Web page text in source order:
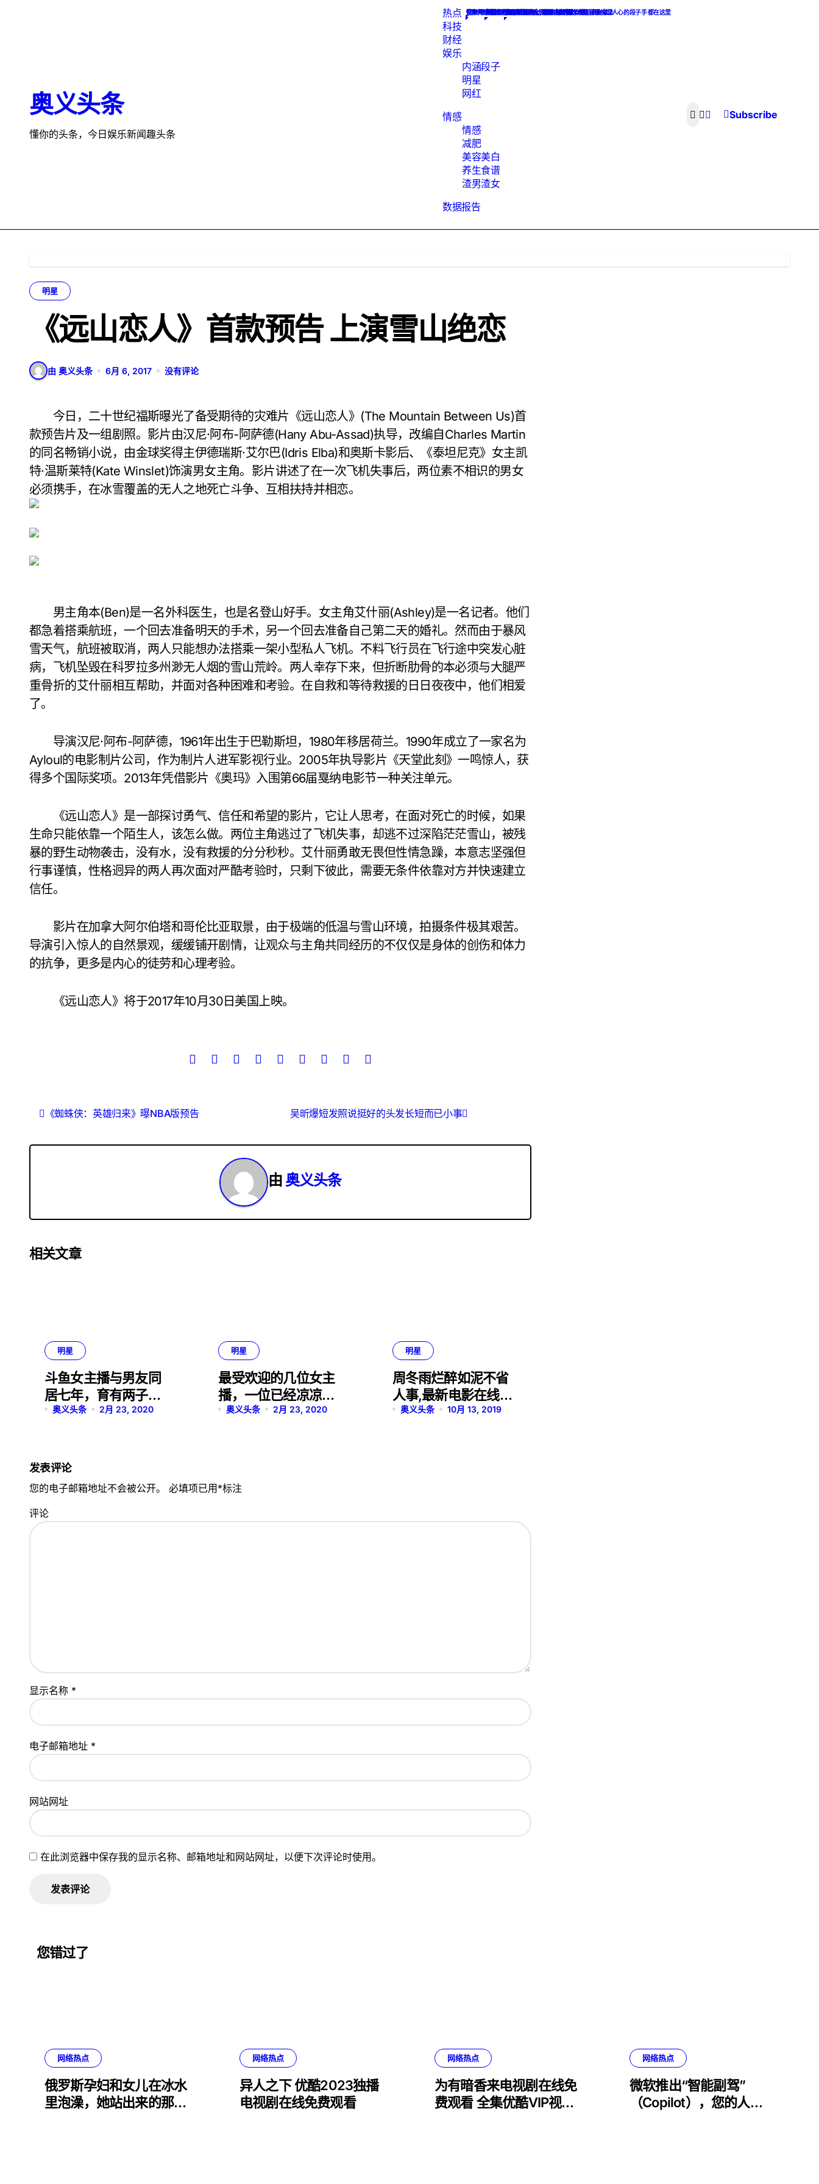
奥义头条
懂你的头条，今日娱乐新闻趣头条
热点 搜集网络热点新闻, 为您解析热点麻辣话题
科技
汇聚知识的地方
财经
娱乐
内涵段子
最hot的段子，最撩人的撩妹攻略和最挑逗人心的段子手 都在这里
明星
网红
网红
情感
Constellation
情感
减肥
美容美白
养生食谱
素食菜谱大全, 素食主义者的天堂. 素食做法
渣男渣女
渣男语录渣女头像，渣男渣女集合
数据报告
数据报告下载
Subscribe
明星
《远山恋人》首款预告 上演雪山绝恋
由 奥义头条 6月 6, 2017 没有评论
今日，二十世纪福斯曝光了备受期待的灾难片《远山恋人》(The Mountain Between Us)首
款预告片及一组剧照。影片由汉尼·阿布-阿萨德(Hany Abu-Assad)执导，改编自Charles Martin
的同名畅销小说，由金球奖得主伊德瑞斯·艾尔巴(Idris Elba)和奥斯卡影后、《泰坦尼克》女主凯
特·温斯莱特(Kate Winslet)饰演男女主角。影片讲述了在一次飞机失事后，两位素不相识的男女
必须携手，在冰雪覆盖的无人之地死亡斗争、互相扶持并相恋。
男主角本(Ben)是一名外科医生，也是名登山好手。女主角艾什丽(Ashley)是一名记者。他们
都急着搭乘航班，一个回去准备明天的手术，另一个回去准备自己第二天的婚礼。然而由于暴风
雪天气，航班被取消，两人只能想办法搭乘一架小型私人飞机。不料飞行员在飞行途中突发心脏
病，飞机坠毁在科罗拉多州渺无人烟的雪山荒岭。两人幸存下来，但折断肋骨的本必须与大腿严
重骨折的艾什丽相互帮助，并面对各种困难和考验。在自救和等待救援的日日夜夜中，他们相爱
了。
导演汉尼·阿布-阿萨德，1961年出生于巴勒斯坦，1980年移居荷兰。1990年成立了一家名为
Ayloul的电影制片公司，作为制片人进军影视行业。2005年执导影片《天堂此刻》一鸣惊人，获
得多个国际奖项。2013年凭借影片《奥玛》入围第66届戛纳电影节一种关注单元。
《远山恋人》是一部探讨勇气、信任和希望的影片，它让人思考，在面对死亡的时候，如果
生命只能依靠一个陌生人，该怎么做。两位主角逃过了飞机失事，却逃不过深陷茫茫雪山，被残
暴的野生动物袭击，没有水，没有救援的分分秒秒。艾什丽勇敢无畏但性情急躁，本意志坚强但
行事谨慎，性格迥异的两人再次面对严酷考验时，只剩下彼此，需要无条件依靠对方并快速建立
信任。
影片在加拿大阿尔伯塔和哥伦比亚取景，由于极端的低温与雪山环境，拍摄条件极其艰苦。
导演引入惊人的自然景观，缓缓铺开剧情，让观众与主角共同经历的不仅仅是身体的创伤和体力
的抗争，更多是内心的徒劳和心理考验。
《远山恋人》将于2017年10月30日美国上映。
文 《蜘蛛侠：英雄归来》曝NBA版预告 吴昕爆短发照说挺好的头发长短而已小事
由 奥义头条
相关文章
明星
斗鱼女主播与男友同
居七年，育有两子，
却因榜一要分手？
奥义头条 2月 23, 2020
明星
最受欢迎的几位女主
播，一位已经凉凉，
一位是个学霸！
奥义头条 2月 23, 2020
明星
周冬雨烂醉如泥不省
人事,最新电影在线观
看完整版免费
奥义头条 10月 13, 2019
发表评论
您的电子邮箱地址不会被公开。 必填项已用 *标注
评论
显示名称 *
电子邮箱地址 *
网站网址
在此浏览器中保存我的显示名称、邮箱地址和网站网址，以便下次评论时使用。
您错过了
网络热点
俄罗斯孕妇和女儿在冰水
里泡澡，她站出来的那一
网络热点
异人之下 优酷2023独播
电视剧在线免费观看
网络热点
为有暗香来电视剧在线免
费观看 全集优酷VIP视频
网络热点
微软推出“智能副驾”
（Copilot），您的人工